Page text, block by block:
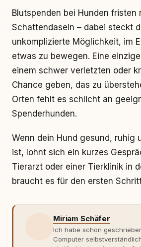
Blutspenden bei Hunden fristen
Schattendasein – dabei steckt
unkomplizierte Möglichkeit, im
etwas zu bewegen. Eine
einem schwer verletzten oder
Chance geben, das zu
Orten fehlt es schlicht an
Spenderhunden.
Wenn dein Hund gesund, ruhig
ist, lohnt sich ein kurzes
Tierarzt oder einer Tierklinik in
braucht es für den ersten
Miriam Schäfer
Ich habe schon
Computer